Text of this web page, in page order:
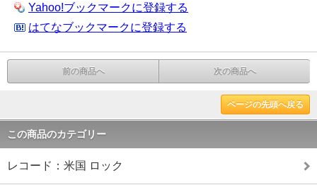
Yahoo!ブックマークに登録する
はてなブックマークに登録する
前の商品へ 次の商品へ
ページの先頭へ戻る
この商品のカテゴリー
レコード：米国 ロック